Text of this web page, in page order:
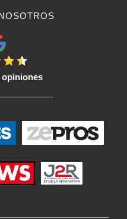
opiniones